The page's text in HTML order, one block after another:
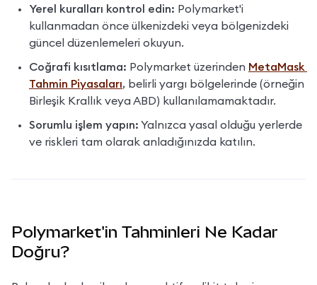
Yerel kuralları kontrol edin: Polymarket'i
kullanmadan önce ülkenizdeki veya bölgenizdeki
güncel düzenlemeleri okuyun.
Coğrafi kısıtlama: Polymarket üzerinden MetaMask
Tahmin Piyasaları, belirli yargı bölgelerinde (örneğin
Birleşik Krallık veya ABD) kullanılamamaktadır.
Sorumlu işlem yapın: Yalnızca yasal olduğu yerlerde
ve riskleri tam olarak anladığınızda katılın.
Polymarket'in Tahminleri Ne Kadar
Doğru?